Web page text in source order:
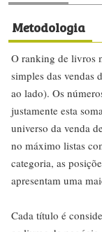
Metodologia
O ranking de livros
simples das vendas
ao lado). Os
justamente esta
universo da venda
no máximo listas
categoria, as
apresentam uma
Cada título é